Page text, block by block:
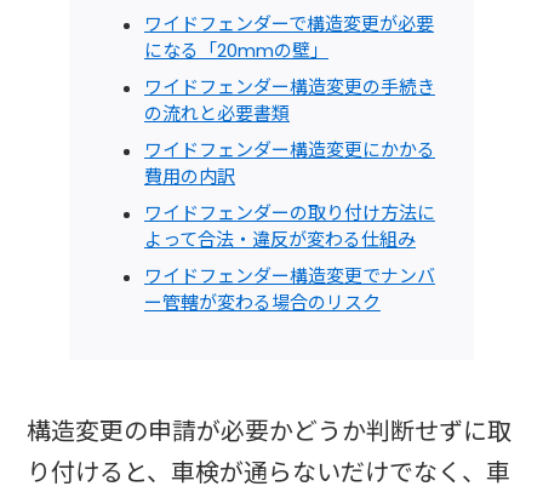
ワイドフェンダーで構造変更が必要
になる「20mmの壁」
ワイドフェンダー構造変更の手続き
の流れと必要書類
ワイドフェンダー構造変更にかかる
費用の内訳
ワイドフェンダーの取り付け方法に
よって合法・違反が変わる仕組み
ワイドフェンダー構造変更でナンバ
ー管轄が変わる場合のリスク
構造変更の申請が必要かどうか判断せずに取
り付けると、車検が通らないだけでなく、車